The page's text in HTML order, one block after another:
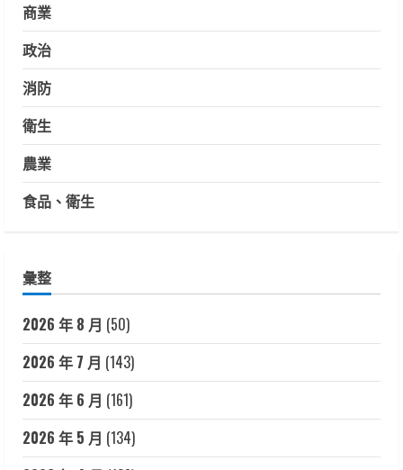
商業
政治
消防
衛生
農業
食品、衛生
彙整
2026 年 8 月 (50)
2026 年 7 月 (143)
2026 年 6 月 (161)
2026 年 5 月 (134)